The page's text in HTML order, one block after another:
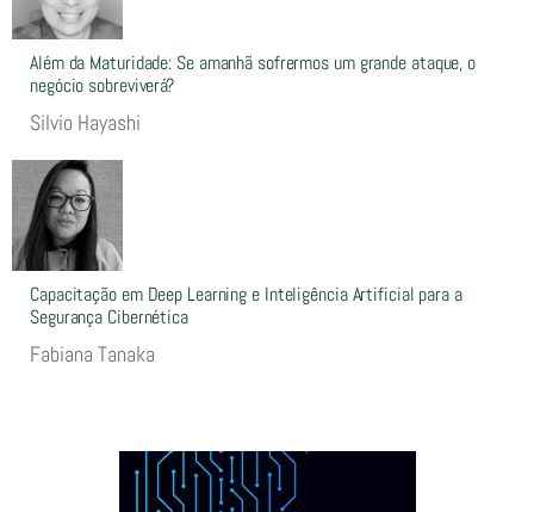
Além da Maturidade: Se amanhã sofrermos um grande ataque, o
negócio sobreviverá?
Silvio Hayashi
Capacitação em Deep Learning e Inteligência Artificial para a
Segurança Cibernética
Fabiana Tanaka